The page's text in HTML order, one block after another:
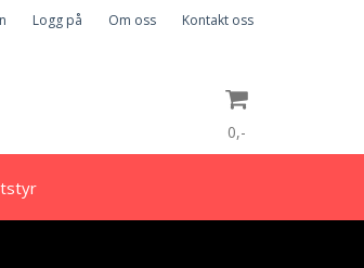
Logg på Om oss Kontakt oss
0,-